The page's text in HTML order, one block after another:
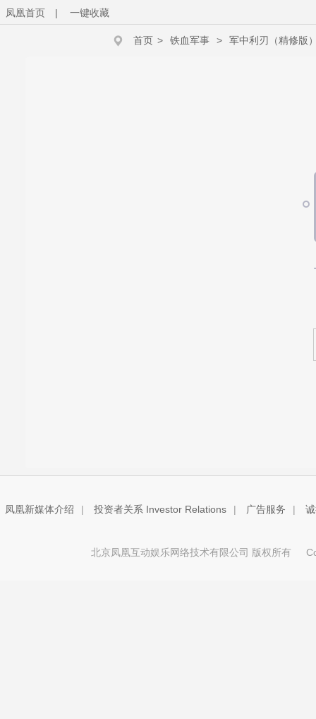
凤凰首页 | 一键收藏
首页 > 铁血军事 > 军中利刃（精修版
凤凰新媒体介绍 | 投资者关系 Investor Relations | 广告服务 |
北京凤凰互动娱乐网络技术有限公司 版权所有